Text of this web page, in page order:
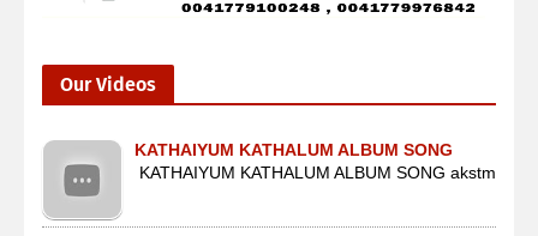
Our Videos
KATHAIYUM KATHALUM ALBUM SONG
KATHAIYUM KATHALUM ALBUM SONG akstm